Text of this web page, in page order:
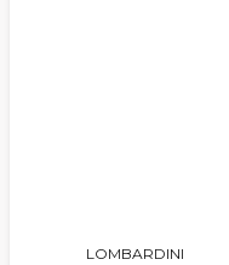
LOMBARDINI